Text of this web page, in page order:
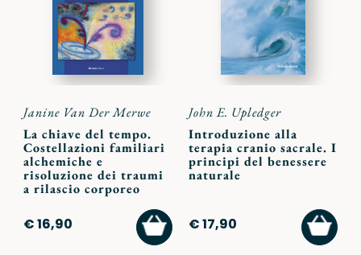
Janine Van Der Merwe
La chiave del tempo.
Costellazioni familiari
alchemiche e
risoluzione dei traumi
a rilascio corporeo
€ 16,90
AGGIUNGI
AL
CARRELLO
John E. Upledger
Introduzione alla
terapia cranio sacrale. I
principi del benessere
naturale
€ 17,90
AL